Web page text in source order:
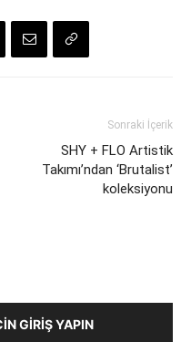
Sonraki İçerik
SHY + FLO Artistik
Takımı’ndan ‘Brutalist’
koleksiyonu
GIRIŞ YAPIN